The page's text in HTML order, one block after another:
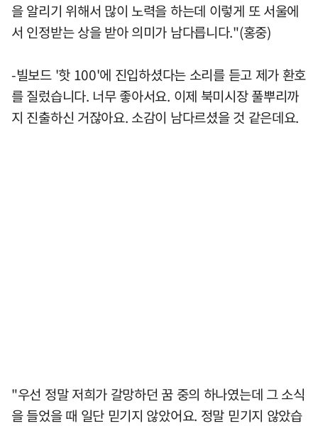
을 알리기 위해서 많이 노력을 하는데 이렇게 또 서울에
서 인정받는 상을 받아 의미가 남다릅니다."(홍중)
-빌보드 '핫 100'에 진입하셨다는 소리를 듣고 제가 환호
를 질렀습니다. 너무 좋아서요. 이제 북미시장 풀뿌리까
지 진출하신 거잖아요. 소감이 남다르셨을 것 같은데요.
"우선 정말 저희가 갈망하던 꿈 중의 하나였는데 그 소식
을 들었을 때 일단 믿기지 않았어요. 정말 믿기지 않았습